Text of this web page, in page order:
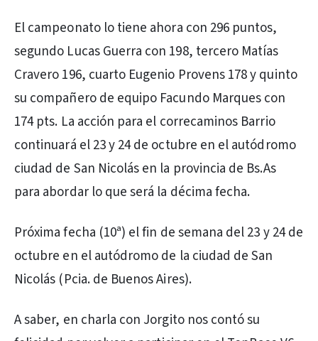
El campeonato lo tiene ahora con 296 puntos,
segundo Lucas Guerra con 198, tercero Matías
Cravero 196, cuarto Eugenio Provens 178 y quinto
su compañero de equipo Facundo Marques con
174 pts. La acción para el correcaminos Barrio
continuará el 23 y 24 de octubre en el autódromo
ciudad de San Nicolás en la provincia de Bs.As
para abordar lo que será la décima fecha.
Próxima fecha (10ª) el fin de semana del 23 y 24 de
octubre en el autódromo de la ciudad de San
Nicolás (Pcia. de Buenos Aires).
A saber, en charla con Jorgito nos contó su